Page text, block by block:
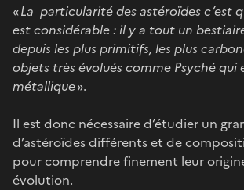
«La particularité des astéroïdes c’est
est considérable : il y a tout un
depuis les plus primitifs, les plus
objets très évolués comme Psyché qui
métallique».
Il est donc nécessaire d’étudier un
d’astéroïdes différents et de
pour comprendre finement leur
évolution.